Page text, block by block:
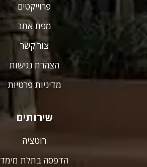
פרוייקטים
מפת אתר
צור קשר
הצהרת נגישות
מדיניות פרטיות
שירותים
רוטציה
הדפסה בתלת מימד